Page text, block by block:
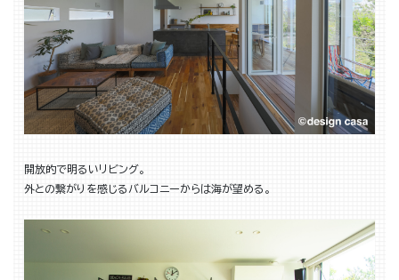
開放的で明るいリビング。
外との繋がりを感じるバルコニーからは海が望める。